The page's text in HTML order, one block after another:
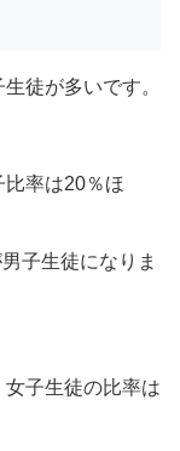
徒が多いです。
率は20％ほ
子生徒になりま
子生徒の比率は